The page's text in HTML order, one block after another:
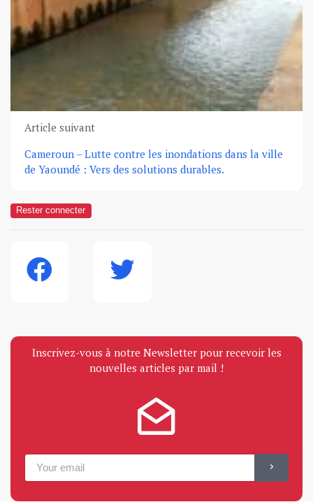
Article suivant
Cameroun – Lutte contre les inondations dans la ville
de Yaoundé : Vers des solutions durables.
Rester connecter
Inscrivez-vous à notre Newsletter pour recevoir les
nouvelles articles par mail !